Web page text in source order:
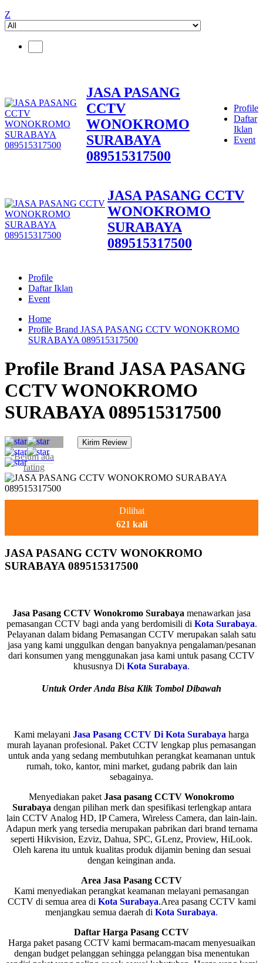
Z
JASA PASANG
CCTV
WONOKROMO
SURABAYA
089515317500
Profile
Daftar
Iklan
Event
JASA PASANG CCTV
WONOKROMO
SURABAYA
089515317500
Profile
Daftar Iklan
Event
Home
Profile Brand JASA PASANG CCTV WONOKROMO
SURABAYA 089515317500
Profile Brand JASA PASANG
CCTV WONOKROMO
SURABAYA 089515317500
Belum ada
rating
Dilihat
621 kali
JASA PASANG CCTV WONOKROMO
SURABAYA 089515317500
Jasa Pasang CCTV Wonokromo Surabaya menawarkan jasa
pemasangan CCTV bagi anda yang berdomisili di Kota Surabaya.
Pelayanan dalam bidang Pemasangan CCTV merupakan salah satu
jasa yang kami unggulkan dengan banyaknya pengalaman/pesanan
dari konsumen yang menggunakan jasa kami untuk pasang CCTV
khususnya Di Kota Surabaya.
Untuk Order Anda Bisa Klik Tombol Dibawah
Kami melayani Jasa Pasang CCTV Di Kota Surabaya harga
murah layanan profesional. Paket CCTV lengkap plus pemasangan
untuk anda yang sedang membutuhkan perangkat keamanan untuk
rumah, toko, kantor, mini market, gudang pabrik dan lain
sebagainya.
Menyediakan paket Jasa pasang CCTV Wonokromo
Surabaya dengan pilihan merk dan spesifikasi terlengkap antara
lain CCTV Analog HD, IP Camera, Wireless Camera, dan lain-lain.
Adapun merk yang tersedia merupakan pabrikan dari brand ternama
seperti Hikvision, Ezviz, Dahua, SPC, GLenz, Proview, HiLook.
Oleh karena itu untuk kualitas produk dijamin bening dan sesuai
dengan keinginan anda.
Area Jasa Pasang CCTV
Kami menyediakan perangkat keamanan melayani pemasangan
CCTV di semua area di Kota Surabaya.Area pasang CCTV kami
menjangkau semua daerah di Kota Surabaya.
Daftar Harga Pasang CCTV
Harga paket pasang CCTV kami bermacam-macam menyesuaikan
dengan budget pelanggan sehingga pelanggan bisa menentukan